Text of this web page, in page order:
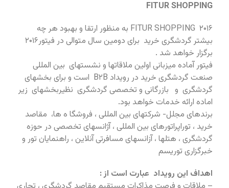
FITUR SHOPPING
FITUR SHOPPING ۲۰۱۶ به منظور ارتقا و بهبود هر چه
بیشتر گردشگری خرید برای دومین سال متوالی در فیتور۲۰۱۶
برگزار خواهد شد .
فیتور آماده میزبانی اولین ملاقاتها و نشستهای بین المللی
صنعت گردشگری خرید در رویداد B۲B است و برای بخشهای
گردشگری و بازرگانی و تخصصی گردشگری نظیربخشهای زیر
اماده ارائه خدمات خواهد بود.
برندهای مجلل- شرکتهای بین المللی ، فروشگا ه ها، مقاصد
خرید ، توراپراتورهای بین المللی ، آژانسهای تخصصی در حوزه
گردشگری ، هتلها ، آزانسهای مسافرتی آنلاین ، راهنمایان تور و
خبرگزاری توریسم
اهداف این رویداد عبارت است از :